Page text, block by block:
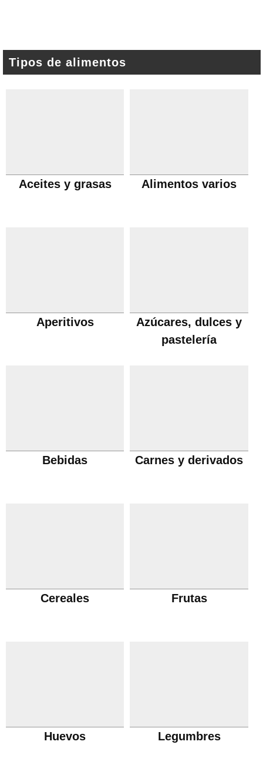
Tipos de alimentos
Aceites y grasas Alimentos varios
Aperitivos
Azúcares, dulces y
pastelería
Bebidas Carnes y derivados
Cereales Frutas
Huevos Legumbres